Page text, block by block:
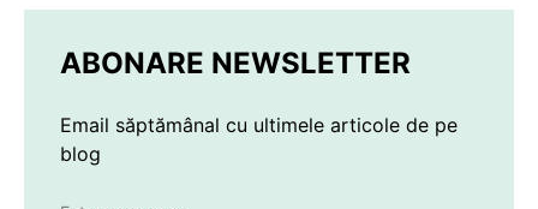
ABONARE NEWSLETTER
Email săptămânal cu ultimele articole de pe
blog